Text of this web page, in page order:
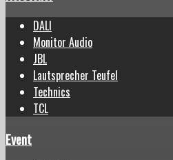
DALI
Monitor Audio
JBL
Lautsprecher Teufel
Technics
TCL
Event